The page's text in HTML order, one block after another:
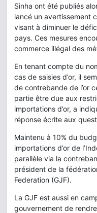
Sinha ont été publiés
lancé un avertissement
visant à diminuer le
pays. Ces mesures
commerce illégal des
En tenant compte du
cas de saisies d’or, il
de contrebande de l’or
partie être due aux
importations d’or, a
réponse écrite aux
Maintenu à 10% du
importations d’or de
parallèle via la
président de la
Federation (GJF).
La GJF est aussi en
gouvernement de